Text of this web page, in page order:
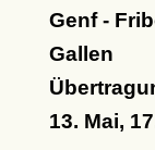
Genf -
Gallen
13. Mai,